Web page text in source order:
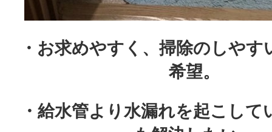
・お求めやすく、掃除のしや
希望。
・給水管より水漏れを起こして